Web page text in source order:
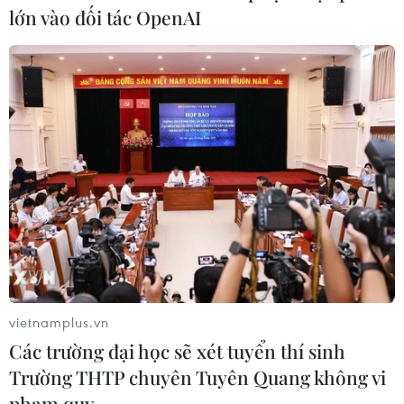
y tâm thần Trung ương cùng 63 bị
can
04/08/2026 09:23
Xem thêm
CƠ QUAN CHỦ QUẢN: THÔNG TẤN XÃ VIỆT NAM
Tổng Biên tập: TRẦN TIẾN DUẨN
Phó Tổng Biên tập: NGUYỄN THỊ TÁM, KHÚC THANH
THỦY
lớn vào đối tác OpenAI
vietnamplus.vn
Các trường đại học sẽ xét tuyển thí sinh
Trường THTP chuyên Tuyên Quang không vi